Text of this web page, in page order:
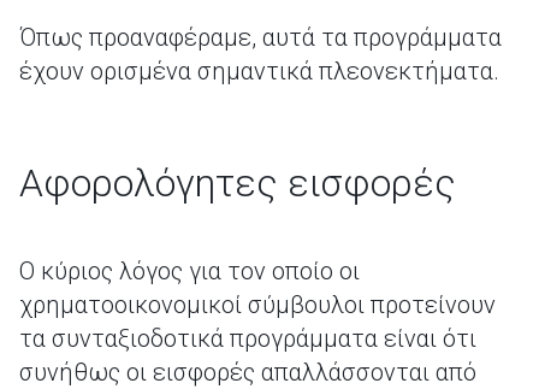
Όπως προαναφέραμε, αυτά τα προγράμματα
έχουν ορισμένα σημαντικά πλεονεκτήματα.
Αφορολόγητες εισφορές
Ο κύριος λόγος για τον οποίο οι
χρηματοοικονομικοί σύμβουλοι προτείνουν
τα συνταξιοδοτικά προγράμματα είναι ότι
συνήθως οι εισφορές απαλλάσσονται από